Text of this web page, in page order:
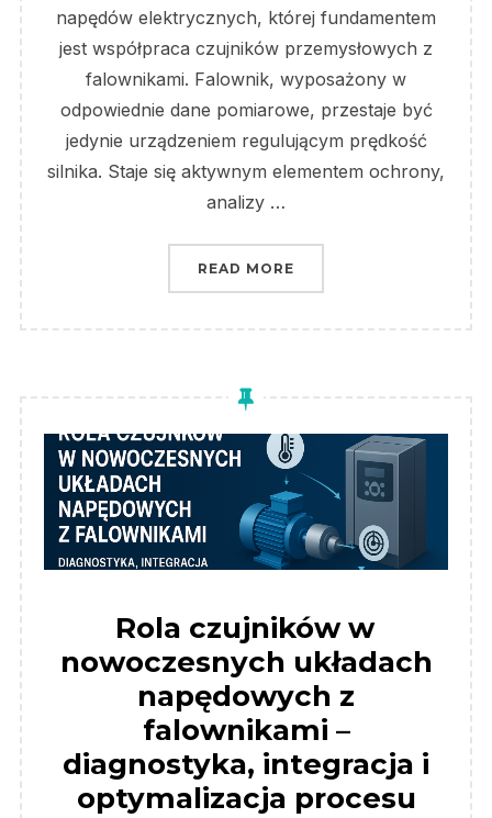
napędów elektrycznych, której fundamentem
jest współpraca czujników przemysłowych z
falownikami. Falownik, wyposażony w
odpowiednie dane pomiarowe, przestaje być
jedynie urządzeniem regulującym prędkość
silnika. Staje się aktywnym elementem ochrony,
analizy …
READ MORE „DIAGNOSTYKA I
Rola czujników w
nowoczesnych układach
napędowych z
falownikami –
diagnostyka, integracja i
optymalizacja procesu